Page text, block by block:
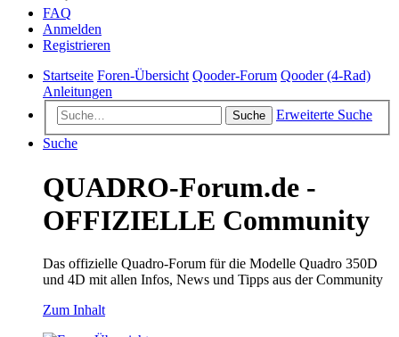
FAQ
Anmelden
Registrieren
Startseite Foren-Übersicht Qooder-Forum Qooder (4-Rad)
Anleitungen
Suche
Erweiterte Suche
Suche
QUADRO-Forum.de -
OFFIZIELLE Community
Das offizielle Quadro-Forum für die Modelle Quadro 350D
und 4D mit allen Infos, News und Tipps aus der Community
Zum Inhalt